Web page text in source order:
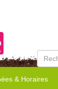
& Horaires